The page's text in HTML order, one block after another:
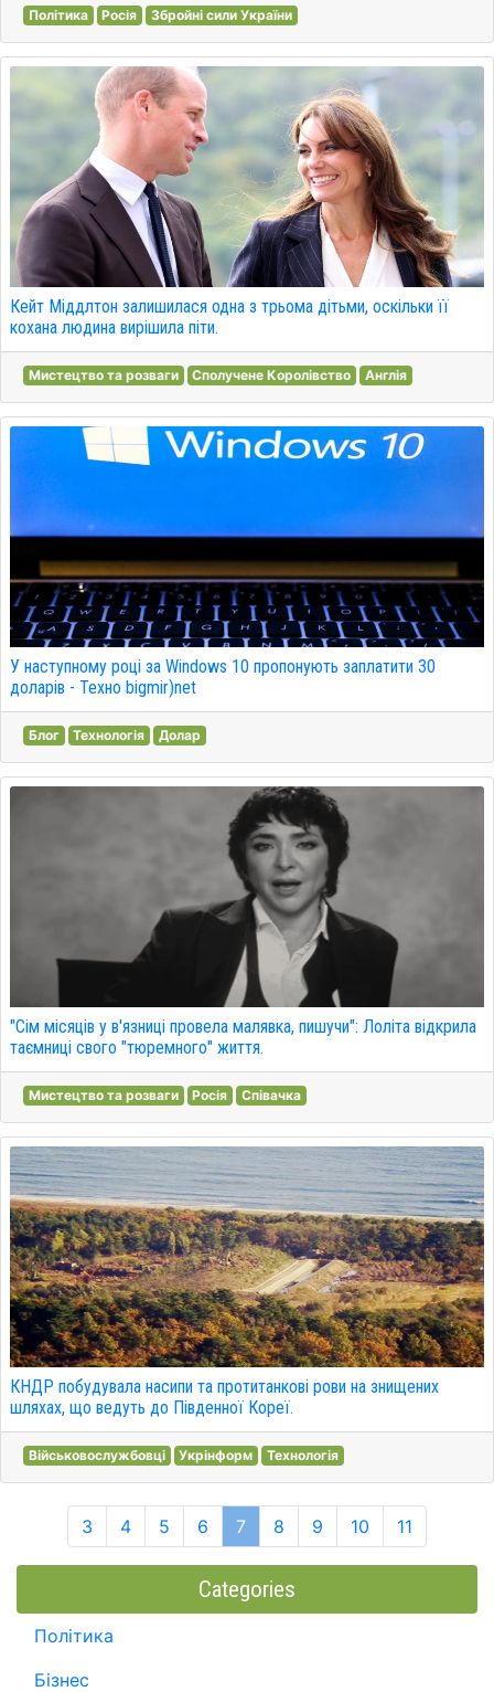
Політика Росія Збройні сили України
Кейт Міддлтон залишилася одна з трьома дітьми, оскільки її
кохана людина вирішила піти.
Мистецтво та розваги Сполучене Королівство Англія
У наступному році за Windows 10 пропонують заплатити 30
доларів - Техно bigmir)net
Блог Технологія Долар
"Сім місяців у в'язниці провела малявка, пишучи": Лоліта відкрила
таємниці свого "тюремного" життя.
Мистецтво та розваги Росія Співачка
КНДР побудувала насипи та протитанкові рови на знищених
шляхах, що ведуть до Південної Кореї.
Військовослужбовці Укрінформ Технологія
3 4 5 6 7 8 9 10 11
Categories
Політика
Бізнес